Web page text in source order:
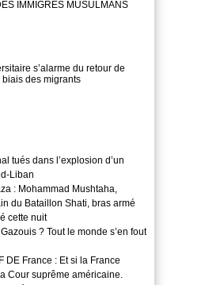
IMMIGRES MUSULMANS
s’alarme du retour de
biais des migrants
tués dans l’explosion d’un
Liban
: Mohammad Mushtaha,
du Bataillon Shati, bras armé
cette nuit
? Tout le monde s’en fout
DE France : Et si la France
Cour suprême américaine.